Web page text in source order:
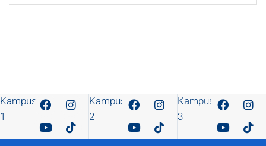
Kampus
1
Kampus
2
Kampus
3